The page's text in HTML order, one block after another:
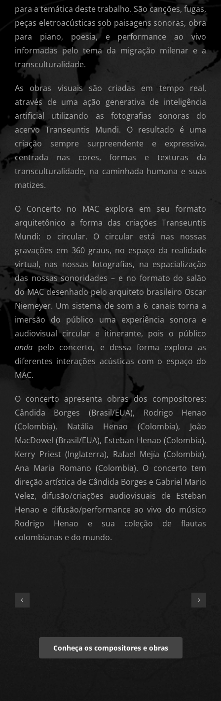
para a temática deste trabalho. São canções, fugas,
peças eletroacústicas sob paisagens sonoras, obra
para piano, poesia, e performance ao vivo
informadas pelo tema da migração milenar e a
transculturalidade.
As obras visuais são criadas em tempo real,
através de uma ação generativa de inteligência
artificial utilizando as fotografias sonoras do
acervo Transeuntis Mundi. O resultado é uma
criação sempre surpreendente e expressiva,
centrada nas cores, formas e texturas da
transculturalidade, na caminhada humana e suas
matizes.
O Concerto no MAC explora em seu formato
arquitetônico a forma das criações Transeuntis
Mundi: o circular. O circular está nas nossas
gravações em 360 graus, no espaço da realidade
virtual, nas nossas fotografias, na espacialização
das nossas sonoridades – e no formato do salão
do MAC desenhado pelo arquiteto brasileiro Oscar
Niemeyer. Um sistema de som a 6 canais torna a
imersão do público uma experiência sonora e
audiovisual circular e itinerante, pois o público
andapelo concerto, e dessa forma explora as
diferentes interações acústicas com o espaço do
MAC.
O concerto apresenta obras dos compositores:
Cândida Borges (Brasil/EUA), Rodrigo Henao
(Colombia), Natália Henao (Colombia), João
MacDowel (Brasil/EUA), Esteban Henao (Colombia),
Kerry Priest (Inglaterra), Rafael Mejía (Colombia),
Ana Maria Romano (Colombia). O concerto tem
direção artística de Cândida Borges e Gabriel Mario
Velez, difusão/criações audiovisuais de Esteban
Henao e difusão/performance ao vivo do músico
Rodrigo Henao e sua coleção de flautas
colombianas e do mundo.
Conheça os compositores e obras